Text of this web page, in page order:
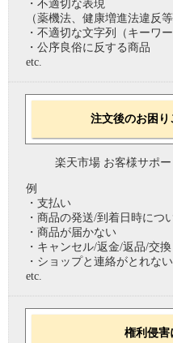
・不適切な表現
（薬機法、健康増進法違反等
・不適切な文字列（キーワー
・公序良俗に反する商品
etc.
注文後のお困
楽天市場 お客様サポー
例
・支払い
・商品の発送/到着日時につ
・商品が届かない
・キャンセル/返金/返品/交換
・ショップと連絡がとれない
etc.
権利侵害